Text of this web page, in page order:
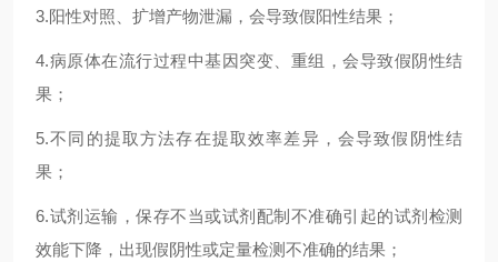
3.阳性对照、扩增产物泄漏，会导致假阳性结果；
4.病原体在流行过程中基因突变、重组，会导致假阴性结
果；
5.不同的提取方法存在提取效率差异，会导致假阴性结
果；
6.试剂运输，保存不当或试剂配制不准确引起的试剂检测
效能下降，出现假阴性或定量检测不准确的结果；